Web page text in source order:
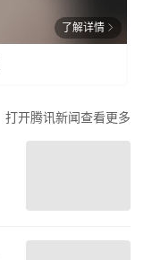
了解详情
打开腾讯新闻查看更多